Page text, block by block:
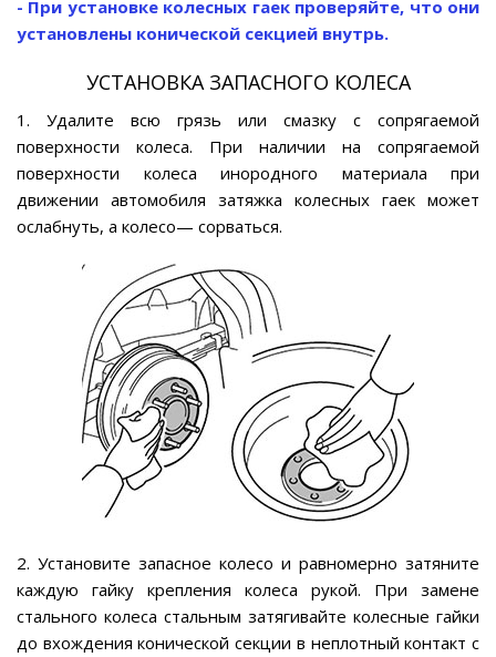
- При установке колесных гаек проверяйте, что они
установлены конической секцией внутрь.
УСТАНОВКА ЗАПАСНОГО КОЛЕСА
1. Удалите всю грязь или смазку с сопрягаемой
поверхности колеса. При наличии на сопрягаемой
поверхности колеса инородного материала при
движении автомобиля затяжка колесных гаек может
ослабнуть, а колесо— сорваться.
2. Установите запасное колесо и равномерно затяните
каждую гайку крепления колеса рукой. При замене
стального колеса стальным затягивайте колесные гайки
до вхождения конической секции в неплотный контакт с